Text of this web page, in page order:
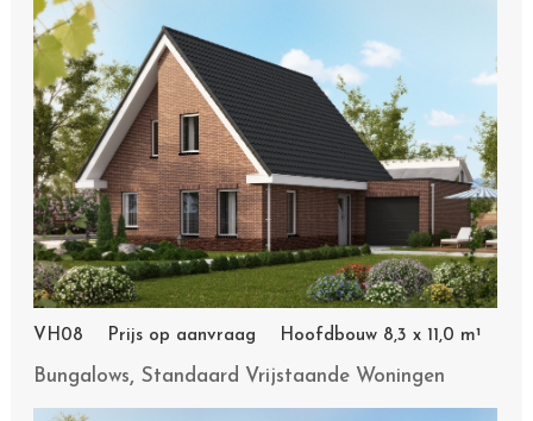
VH08 Prijs op aanvraag Hoofdbouw 8,3 x 11,0 m¹
Bungalows,Standaard Vrijstaande Woningen